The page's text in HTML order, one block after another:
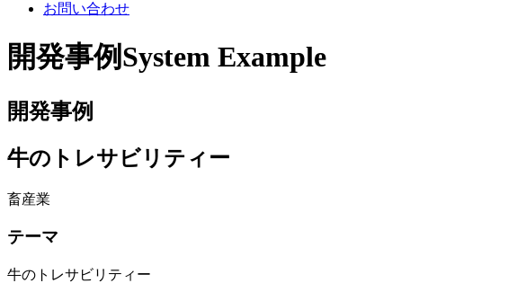
お問い合わせ
開発事例System Example
開発事例
牛のトレサビリティー
畜産業
テーマ
牛のトレサビリティー